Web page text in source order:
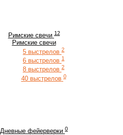
Римские свечи 12
Римские свечи
5 выстрелов 2
6 выстрелов 1
8 выстрелов 2
40 выстрелов 0
Дневные фейерверки 0